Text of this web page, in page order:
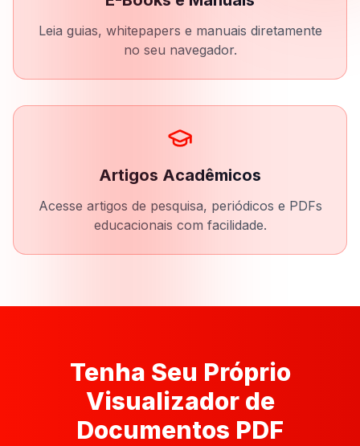
Leia guias, whitepapers e manuais diretamente
no seu navegador.
Artigos Acadêmicos
Acesse artigos de pesquisa, periódicos e PDFs
educacionais com facilidade.
Tenha Seu Próprio
Visualizador de
Documentos PDF